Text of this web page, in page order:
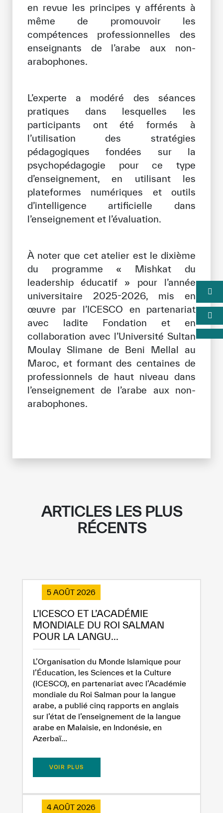
Devenir partenaire
Soutien et dons
Copyright ICESCO. Tous droits réservés.
PPSSI
Droit d’auteur
Clause de non-responsabilité
en revue les principes y afférents à
même de promouvoir les
compétences professionnelles des
enseignants de l’arabe aux non-
arabophones.
L’experte a modéré des séances
pratiques dans lesquelles les
participants ont été formés à
l’utilisation des stratégies
pédagogiques fondées sur la
psychopédagogie pour ce type
d’enseignement, en utilisant les
plateformes numériques et outils
d’intelligence artificielle dans
l’enseignement et l’évaluation.
À noter que cet atelier est le dixième
du programme « Mishkat du
leadership éducatif » pour l’année
universitaire 2025-2026, mis en
œuvre par l’ICESCO en partenariat
avec ladite Fondation et en
collaboration avec l’Université Sultan
Moulay Slimane de Beni Mellal au
Maroc, et formant des centaines de
professionnels de haut niveau dans
l’enseignement de l’arabe aux non-
arabophones.
ARTICLES LES PLUS
RÉCENTS
5 AOÛT 2026
L’ICESCO ET L’ACADÉMIE
MONDIALE DU ROI SALMAN
POUR LA LANGU...
L’Organisation du Monde Islamique pour
l’Éducation, les Sciences et la Culture
(ICESCO), en partenariat avec l’Académie
mondiale du Roi Salman pour la langue
arabe, a publié cinq rapports en anglais
sur l’état de l’enseignement de la langue
arabe en Malaisie, en Indonésie, en
Azerbaï...
VOIR PLUS
4 AOÛT 2026